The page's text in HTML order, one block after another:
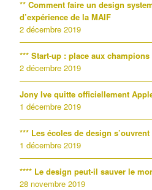
** Comment faire un design
d’expérience de la MAIF
2 décembre 2019
*** Start-up : place aux champions
2 décembre 2019
Jony Ive quitte officiellement
1 décembre 2019
*** Les écoles de design
1 décembre 2019
**** Le design peut-il sauver le
28 novembre 2019